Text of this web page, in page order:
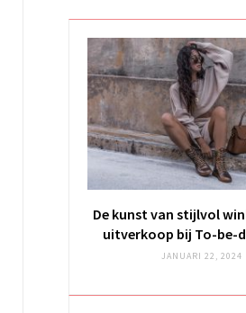
De kunst van stijlvol
uitverkoop bij To-be-
JANUARI 22, 2024